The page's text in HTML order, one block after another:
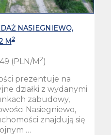
NASIEGNIEWO,
M2
49 (PLN/M2)
prezentuje na
działki z wydanymi
zabudowy,
Nasiegniewo,
znajdują się
…